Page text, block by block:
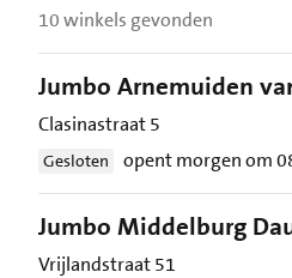
10 winkels gevonden
Jumbo Arnemuiden
Clasinastraat 5
Gesloten opent morgen om
Jumbo Middelburg
Vrijlandstraat 51